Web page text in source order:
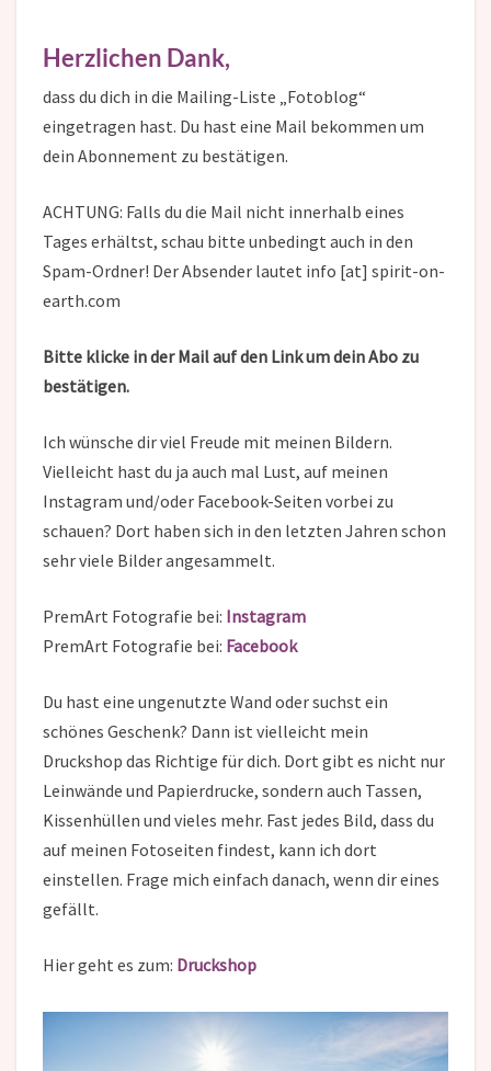
Herzlichen Dank,
dass du dich in die Mailing-Liste „Fotoblog“
eingetragen hast. Du hast eine Mail bekommen um
dein Abonnement zu bestätigen.
ACHTUNG: Falls du die Mail nicht innerhalb eines
Tages erhältst, schau bitte unbedingt auch in den
Spam-Ordner! Der Absender lautet info [at] spirit-on-
earth.com
Bitte klicke in der Mail auf den Link um dein Abo zu
bestätigen.
Ich wünsche dir viel Freude mit meinen Bildern.
Vielleicht hast du ja auch mal Lust, auf meinen
Instagram und/oder Facebook-Seiten vorbei zu
schauen? Dort haben sich in den letzten Jahren schon
sehr viele Bilder angesammelt.
PremArt Fotografie bei: Instagram
PremArt Fotografie bei: Facebook
Du hast eine ungenutzte Wand oder suchst ein
schönes Geschenk? Dann ist vielleicht mein
Druckshop das Richtige für dich. Dort gibt es nicht nur
Leinwände und Papierdrucke, sondern auch Tassen,
Kissenhüllen und vieles mehr. Fast jedes Bild, dass du
auf meinen Fotoseiten findest, kann ich dort
einstellen. Frage mich einfach danach, wenn dir eines
gefällt.
Hier geht es zum: Druckshop